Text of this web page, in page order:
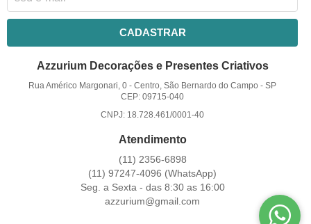
CADASTRAR
Azzurium Decorações e Presentes Criativos
Rua Américo Margonari, 0 -Centro, São Bernardo do Campo -SP
CEP: 09715-040
CNPJ: 18.728.461/0001-40
Atendimento
(11) 2356-6898
(11) 97247-4096 (WhatsApp)
Seg. a Sexta - das 8:30 as 16:00
azzurium@gmail.com